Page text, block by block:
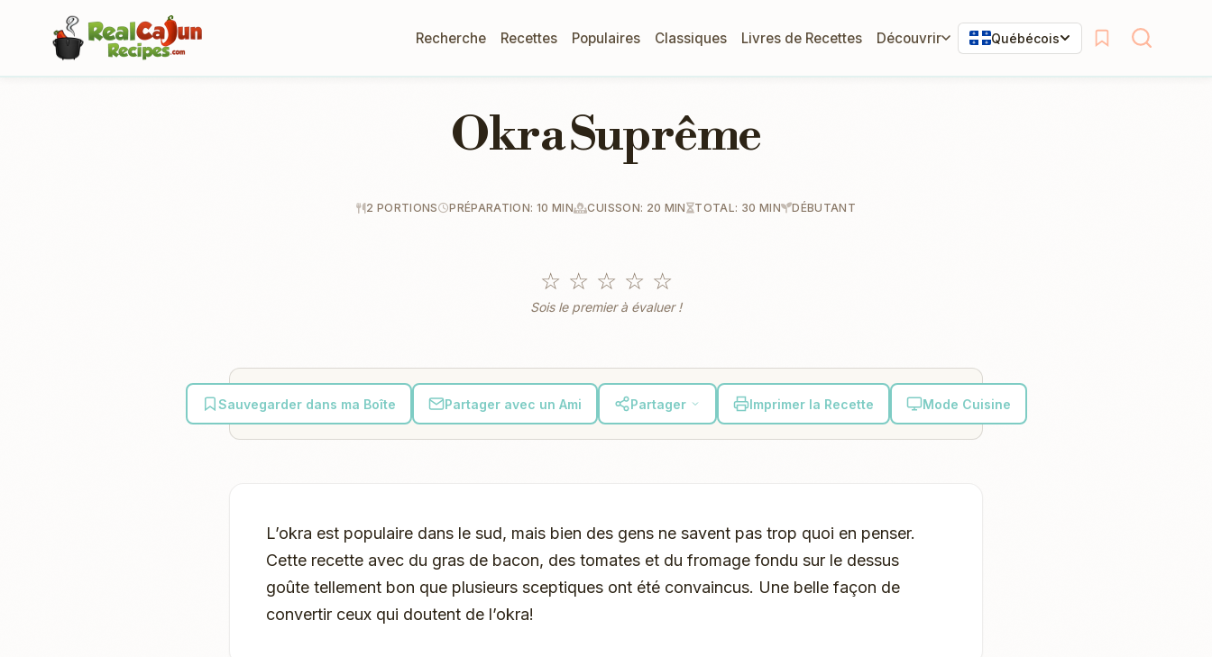
Recherche Recettes Populaires Classiques Livres de Recettes Découvrir Québécois
Okra Suprême
2 PORTIONS PRÉPARATION: 10 MIN CUISSON: 20 MIN TOTAL: 30 MIN DÉBUTANT
☆ ☆ ☆ ☆ ☆
Sois le premier à évaluer !
Sauvegarder dans ma Boîte Partager avec un Ami Partager Imprimer la Recette Mode Cuisine
L’okra est populaire dans le sud, mais bien des gens ne savent pas trop quoi en penser.
Cette recette avec du gras de bacon, des tomates et du fromage fondu sur le dessus
goûte tellement bon que plusieurs sceptiques ont été convaincus. Une belle façon de
convertir ceux qui doutent de l’okra!